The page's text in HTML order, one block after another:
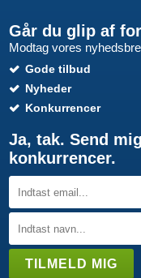
Går du glip af
Modtag vores
Gode tilbud
Nyheder
Konkurrencer
Ja, tak. Send
konkurrencer.